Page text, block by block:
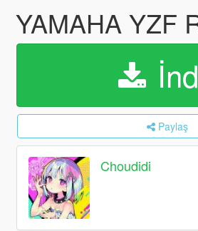
YAMAHA YZF
Paylaş
Choudidi